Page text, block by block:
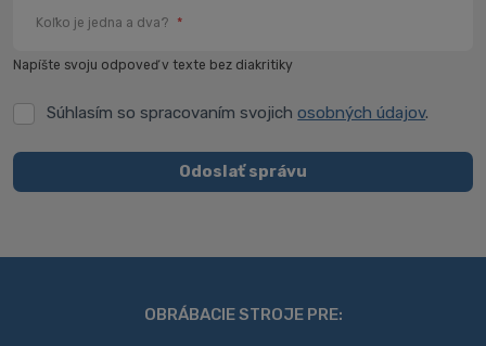
Koľko je jedna a dva? *
Napíšte svoju odpoveď v texte bez diakritiky
Súhlasím
spracovaním
svojich
Súhlasím so spracovaním svojichosobných údajov.
Odoslať správu
OBRÁBACIE STROJE PRE: